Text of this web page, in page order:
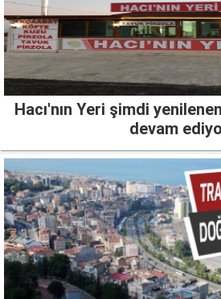
Hacı'nın Yeri şimdi
devam